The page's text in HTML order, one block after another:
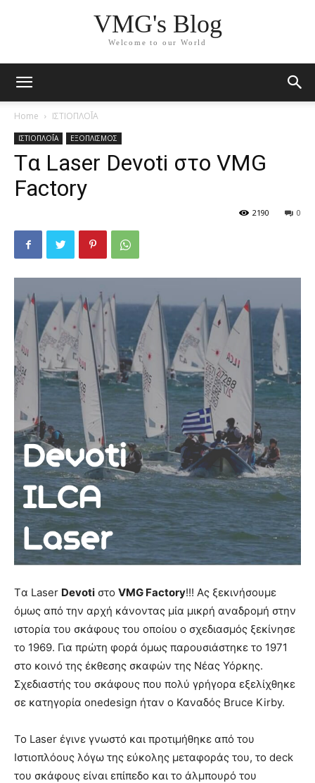
VMG's Blog
Welcome to our World
Home ΙΣΤΙΟΠΛΟΪ́Α
ΙΣΤΙΟΠΛΟΪ́Α ΕΞΟΠΛΙΣΜΟΣ
Tα Laser Devoti στο VMG
Factory
0
2190
Tα Laser Devoti στο VMG Factory!!! Ας ξεκινήσουμε
όμως από την αρχή κάνοντας μία μικρή αναδρομή στην
ιστορία του σκάφους του οποίου ο σχεδιασμός ξεκίνησε
το 1969. Για πρώτη φορά όμως παρουσιάστηκε το 1971
στο κοινό της έκθεσης σκαφών της Νέας Υόρκης.
Σχεδιαστής του σκάφους που πολύ γρήγορα εξελίχθηκε
σε κατηγορία onedesign ήταν ο Καναδός Bruce Kirby.
Το Laser έγινε γνωστό και προτιμήθηκε από του
Ιστιοπλόους λόγω της εύκολης μεταφοράς του, το deck
του σκάφους είναι επίπεδο και το άλμπουρό του